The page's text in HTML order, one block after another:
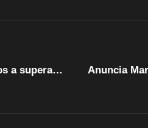
Javier Corral: “Unidos vamos a superar este desafío, como ya lo hemos hecho antes #PorqueTuSaludVale”